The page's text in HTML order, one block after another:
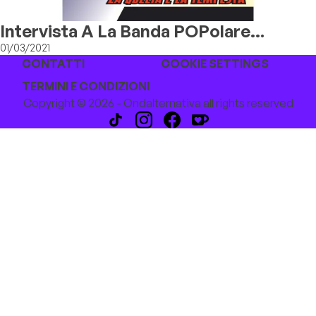
Intervista A La Banda POPolare
Dell'Emilia Rossa
01/03/2021
CONTATTI
COOKIE SETTINGS
TERMINI E CONDIZIONI
Copyright © 2026 - Ondalternativa all rights reserved